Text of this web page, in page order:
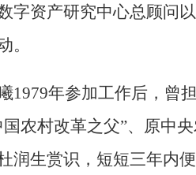
字资产研究中心总顾问
。
1979年参加工作后，曾
国农村改革之父”、原中
润生赏识，短短三年内